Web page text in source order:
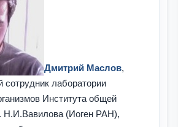
Дмитрий Маслов,
сотрудник лаборатории
Института общей
Н.И.Вавилова (Иоген РАН),